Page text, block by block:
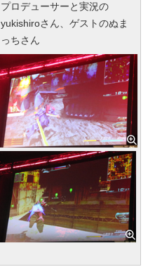
プロデューサーと実況の
yukishiroさん、ゲストのぬま
っちさん